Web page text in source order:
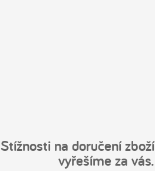
Stížnosti na doručení zboží
vyřešíme za vás.